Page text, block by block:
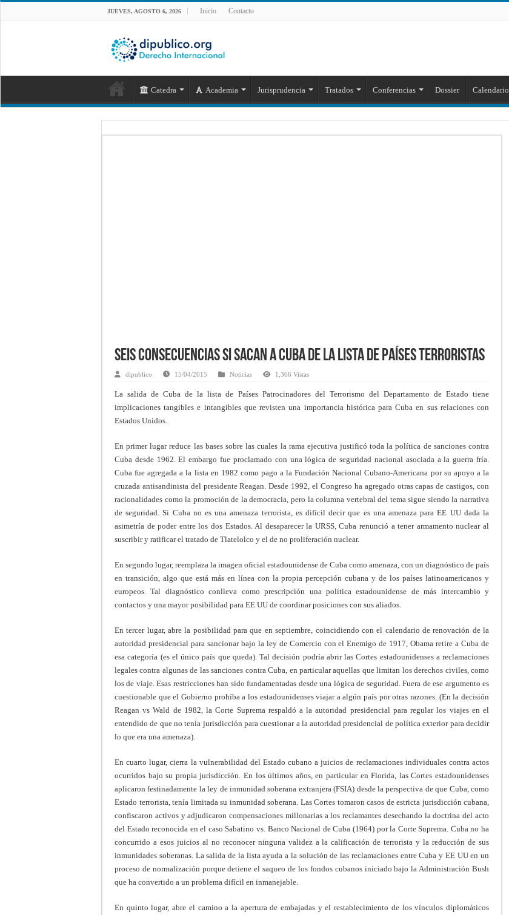
JUEVES, AGOSTO 6, 2026 Inicio Contacto
Catedra Academia Jurisprudencia Tratados Conferencias Dossier Calendario
Seis consecuencias si sacan a Cuba de la lista de países terroristas
dipublico 15/04/2015 Noticias 1,366 Vistas
La salida de Cuba de la lista de Países Patrocinadores del Terrorismo del Departamento de Estado tiene
implicaciones tangibles e intangibles que revisten una importancia histórica para Cuba en sus relaciones con
Estados Unidos.
En primer lugar reduce las bases sobre las cuales la rama ejecutiva justificó toda la política de sanciones contra
Cuba desde 1962. El embargo fue proclamado con una lógica de seguridad nacional asociada a la guerra fría.
Cuba fue agregada a la lista en 1982 como pago a la Fundación Nacional Cubano-Americana por su apoyo a la
cruzada antisandinista del presidente Reagan. Desde 1992, el Congreso ha agregado otras capas de castigos, con
racionalidades como la promoción de la democracia, pero la columna vertebral del tema sigue siendo la narrativa
de seguridad. Si Cuba no es una amenaza terrorista, es difícil decir que es una amenaza para EE UU dada la
asimetría de poder entre los dos Estados. Al desaparecer la URSS, Cuba renunció a tener armamento nuclear al
suscribir y ratificar el tratado de Tlatelolco y el de no proliferación nuclear.
En segundo lugar, reemplaza la imagen oficial estadounidense de Cuba como amenaza, con un diagnóstico de país
en transición, algo que está más en línea con la propia percepción cubana y de los países latinoamericanos y
europeos. Tal diagnóstico conlleva como prescripción una política estadounidense de más intercambio y
contactos y una mayor posibilidad para EE UU de coordinar posiciones con sus aliados.
En tercer lugar, abre la posibilidad para que en septiembre, coincidiendo con el calendario de renovación de la
autoridad presidencial para sancionar bajo la ley de Comercio con el Enemigo de 1917, Obama retire a Cuba de
esa categoría (es el único país que queda). Tal decisión podría abrir las Cortes estadounidenses a reclamaciones
legales contra algunas de las sanciones contra Cuba, en particular aquellas que limitan los derechos civiles, como
los de viaje. Esas restricciones han sido fundamentadas desde una lógica de seguridad. Fuera de ese argumento es
cuestionable que el Gobierno prohíba a los estadounidenses viajar a algún país por otras razones. (En la decisión
Reagan vs Wald de 1982, la Corte Suprema respaldó a la autoridad presidencial para regular los viajes en el
entendido de que no tenía jurisdicción para cuestionar a la autoridad presidencial de política exterior para decidir
lo que era una amenaza).
En cuarto lugar, cierra la vulnerabilidad del Estado cubano a juicios de reclamaciones individuales contra actos
ocurridos bajo su propia jurisdicción. En los últimos años, en particular en Florida, las Cortes estadounidenses
aplicaron festinadamente la ley de inmunidad soberana extranjera (FSIA) desde la perspectiva de que Cuba, como
Estado terrorista, tenía limitada su inmunidad soberana. Las Cortes tomaron casos de estricta jurisdicción cubana,
confiscaron activos y adjudicaron compensaciones millonarias a los reclamantes desechando la doctrina del acto
del Estado reconocida en el caso Sabatino vs. Banco Nacional de Cuba (1964) por la Corte Suprema. Cuba no ha
concurrido a esos juicios al no reconocer ninguna validez a la calificación de terrorista y la reducción de sus
inmunidades soberanas. La salida de la lista ayuda a la solución de las reclamaciones entre Cuba y EE UU en un
proceso de normalización porque detiene el saqueo de los fondos cubanos iniciado bajo la Administración Bush
que ha convertido a un problema difícil en inmanejable.
En quinto lugar, abre el camino a la apertura de embajadas y el restablecimiento de los vínculos diplomáticos